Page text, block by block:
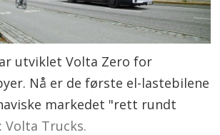
utviklet Volta Zero for
Nå er de første el-lastebilene
markedet "rett rundt
Volta Trucks.